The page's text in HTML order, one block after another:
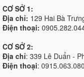
CƠ SỞ 1:
Địa chỉ: 129 Hai Bà
Điện thoại:
CƠ SỞ 2:
Địa chỉ: 339 Lê Duẩn -
Điện thoại: